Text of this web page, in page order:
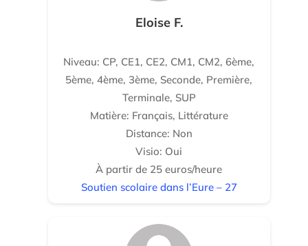
Eloise F.
Niveau: CP, CE1, CE2, CM1, CM2, 6ème,
5ème, 4ème, 3ème, Seconde, Première,
Terminale, SUP
Matière: Français, Littérature
Distance: Non
Visio: Oui
À partir de 25 euros/heure
Soutien scolaire dans l’Eure – 27